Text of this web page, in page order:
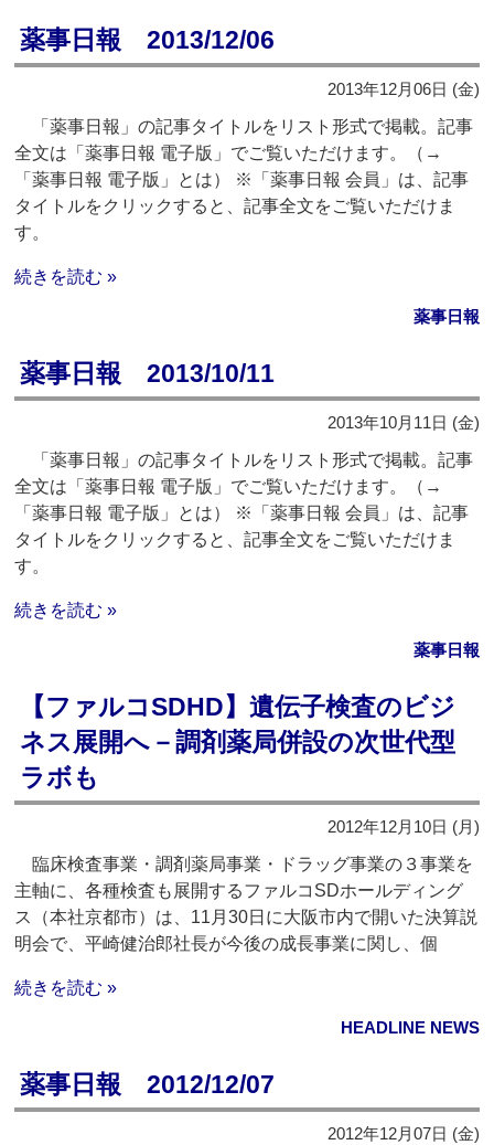
薬事日報 2013/12/06
2013年12月06日 (金)
「薬事日報」の記事タイトルをリスト形式で掲載。記事
全文は「薬事日報 電子版」でご覧いただけます。（→
「薬事日報 電子版」とは） ※「薬事日報 会員」は、記事
タイトルをクリックすると、記事全文をご覧いただけま
す。
続きを読む »
薬事日報
薬事日報 2013/10/11
2013年10月11日 (金)
「薬事日報」の記事タイトルをリスト形式で掲載。記事
全文は「薬事日報 電子版」でご覧いただけます。（→
「薬事日報 電子版」とは） ※「薬事日報 会員」は、記事
タイトルをクリックすると、記事全文をご覧いただけま
す。
続きを読む »
薬事日報
【ファルコSDHD】遺伝子検査のビジ
ネス展開へ－調剤薬局併設の次世代型
ラボも
2012年12月10日 (月)
臨床検査事業・調剤薬局事業・ドラッグ事業の３事業を
主軸に、各種検査も展開するファルコSDホールディング
ス（本社京都市）は、11月30日に大阪市内で開いた決算説
明会で、平崎健治郎社長が今後の成長事業に関し、個
続きを読む »
HEADLINE NEWS
薬事日報 2012/12/07
2012年12月07日 (金)